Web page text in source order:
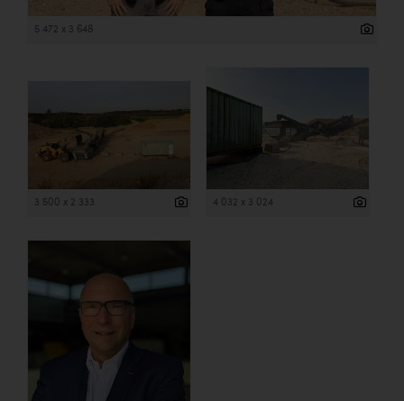
5 472 x 3 648
3 500 x 2 333 4 032 x 3 024